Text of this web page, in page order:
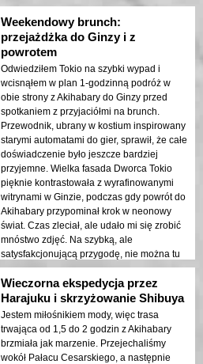
przeglądzie, który nie wydaje się
pośpieszny, to jest to złoto!
Weekendowy brunch:
przejażdżka do Ginzy i z
powrotem
Odwiedziłem Tokio na szybki wypad i
wcisnąłem w plan 1-godzinną podróż w
obie strony z Akihabary do Ginzy przed
spotkaniem z przyjaciółmi na brunch.
Przewodnik, ubrany w kostium inspirowany
starymi automatami do gier, sprawił, że całe
doświadczenie było jeszcze bardziej
przyjemne. Wielka fasada Dworca Tokio
pięknie kontrastowała z wyrafinowanymi
witrynami w Ginzie, podczas gdy powrót do
Akihabary przypominał krok w neonowy
świat. Czas zleciał, ale udało mi się zrobić
mnóstwo zdjęć. Na szybką, ale
satysfakcjonującą przygodę, nie można tu
się pomylić!
Wieczorna ekspedycja przez
Harajuku i skrzyżowanie Shibuya
Jestem miłośnikiem mody, więc trasa
trwająca od 1,5 do 2 godzin z Akihabary
brzmiała jak marzenie. Przejechaliśmy
wokół Pałacu Cesarskiego, a następnie